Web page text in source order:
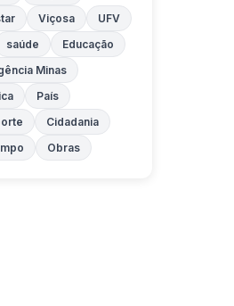
Viçosa
UFV
saúde
Educação
Minas
País
Cidadania
Obras